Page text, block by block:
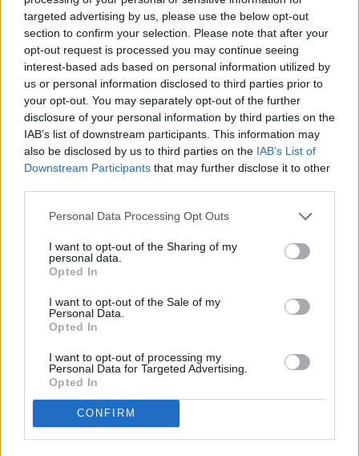
targeted advertising by us, please use the below opt-out
section to confirm your selection. Please note that after your
opt-out request is processed you may continue seeing
interest-based ads based on personal information utilized by
us or personal information disclosed to third parties prior to
your opt-out. You may separately opt-out of the further
disclosure of your personal information by third parties on the
IAB’s list of downstream participants. This information may
also be disclosed by us to third parties on the IAB’s List of
Downstream Participants that may further disclose it to other
Personal Data Processing Opt Outs
I want to opt-out of the Sharing of my
personal data.
Opted In
I want to opt-out of the Sale of my
Personal Data.
Opted In
I want to opt-out of processing my
Personal Data for Targeted Advertising.
Opted In
CONFIRM